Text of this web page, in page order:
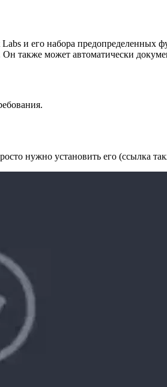
и его набора
также может автоматически